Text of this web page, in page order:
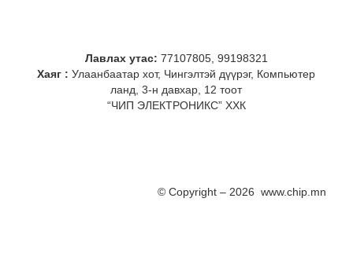
Лавлах утас: 77107805, 99198321
Хаяг : Улаанбаатар хот, Чингэлтэй дүүрэг, Компьютер
ланд, 3-н давхар, 12 тоот
“ЧИП ЭЛЕКТРОНИКС” ХХК
© Copyright – 2026 www.chip.mn